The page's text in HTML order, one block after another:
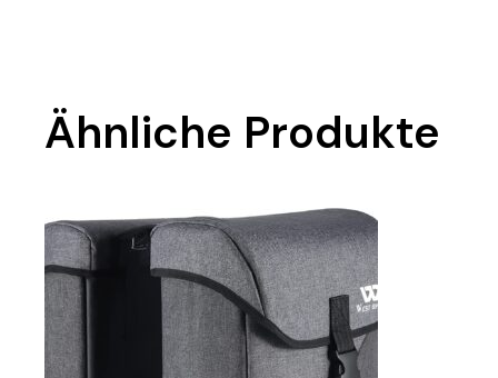
Ähnliche Produkte